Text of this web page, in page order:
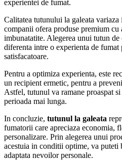
experientei de fumat.
Calitatea tutunului la galeata
companii ofera produse premium cu
imbunatatite. Alegerea unui tutun de
diferenta intre o experienta de fumat
satisfacatoare.
Pentru a optimiza experienta, este
un recipient ermetic, pentru a
Astfel, tutunul va ramane proaspat
perioada mai lunga.
In concluzie, tutunul la galeata
fumatorii care apreciaza economia,
personalizare. Prin alegerea unui
acestuia in conditii optime, va puteti
adaptata nevoilor personale.